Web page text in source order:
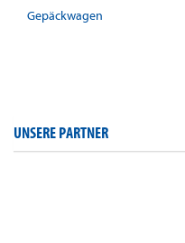
Gepäckwagen
UNSERE PARTNER